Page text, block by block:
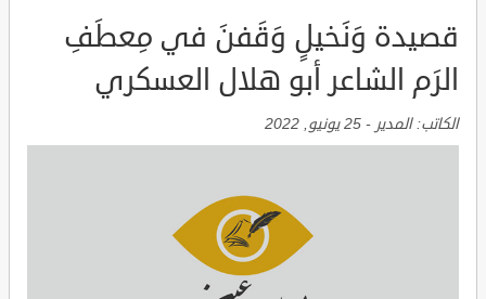
قصيدة وَنَخيلٍ وَقَفنَ في مِعطَفِ
الرَم الشاعر أبو هلال العسكري
الكاتب:المدير - 25 يونيو, 2022